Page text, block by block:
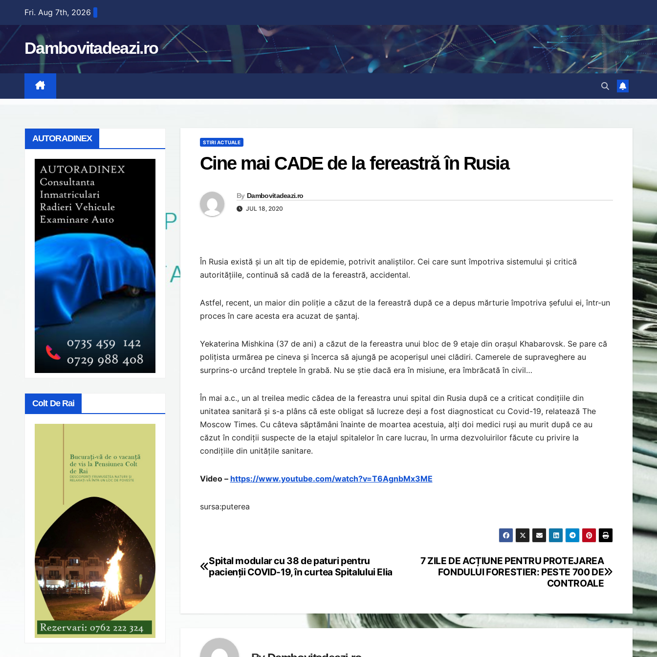
content
Fri. Aug 7th, 2026
Dambovitadeazi.ro
AUTORADINEX
Colt De Rai
STIRI ACTUALE
Cine mai CADE de la fereastră în Rusia
By Dambovitadeazi.ro
JUL 18, 2020
În Rusia există și un alt tip de epidemie, potrivit analiștilor. Cei care sunt împotriva sistemului și critică
autoritățiile, continuă să cadă de la fereastră, accidental.
Astfel, recent, un maior din poliție a căzut de la fereastră după ce a depus mărturie împotriva șefului ei, într-un
proces în care acesta era acuzat de șantaj.
Yekaterina Mishkina (37 de ani) a căzut de la fereastra unui bloc de 9 etaje din orașul Khabarovsk. Se pare că
polițista urmărea pe cineva și încerca să ajungă pe acoperișul unei clădiri. Camerele de supraveghere au
surprins-o urcând treptele în grabă. Nu se știe dacă era în misiune, era îmbrăcată în civil…
În mai a.c., un al treilea medic cădea de la fereastra unui spital din Rusia după ce a criticat condițiile din
unitatea sanitară și s-a plâns că este obligat să lucreze deși a fost diagnosticat cu Covid-19, relatează The
Moscow Times. Cu câteva săptămâni înainte de moartea acestuia, alți doi medici ruși au murit după ce au
căzut în condiții suspecte de la etajul spitalelor în care lucrau, în urma dezvoluirilor făcute cu privire la
condițiile din unitățile sanitare.
Video – https://www.youtube.com/watch?v=T6AgnbMx3ME
sursa:puterea
Post
7 ZILE DE ACȚIUNE PENTRU PROTEJAREA
FONDULUI FORESTIER: PESTE 700 DE
CONTROALE
Spital modular cu 38 de paturi pentru
pacienții COVID-19, în curtea Spitalului Elia